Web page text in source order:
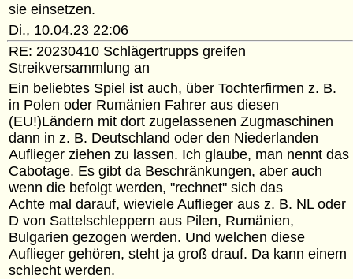
sie einsetzen.
Di., 10.04.23 22:06
RE: 20230410 Schlägertrupps greifen
Streikversammlung an
Ein beliebtes Spiel ist auch, über Tochterfirmen z. B.
in Polen oder Rumänien Fahrer aus diesen
(EU!)Ländern mit dort zugelassenen Zugmaschinen
dann in z. B. Deutschland oder den Niederlanden
Auflieger ziehen zu lassen. Ich glaube, man nennt das
Cabotage. Es gibt da Beschränkungen, aber auch
wenn die befolgt werden, "rechnet" sich das
Achte mal darauf, wieviele Auflieger aus z. B. NL oder
D von Sattelschleppern aus Pilen, Rumänien,
Bulgarien gezogen werden. Und welchen diese
Auflieger gehören, steht ja groß drauf. Da kann einem
schlecht werden.